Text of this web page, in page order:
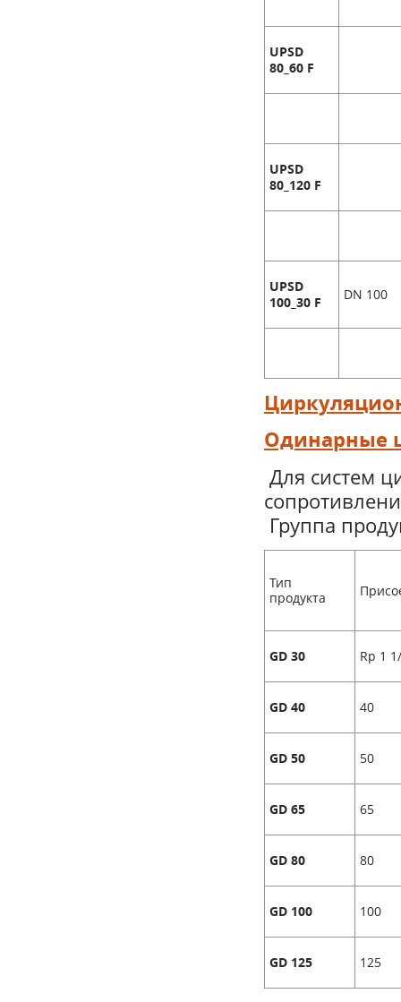
UPSD
80_60 F
UPSD
80_120 F
UPSD
100_30 F
DN 100
Одинарные
Для систем
Группа
Тип
продукта
GD 30 Rp 1
GD 40 40
GD 50 50
GD 65 65
GD 80 80
GD 100 100
GD 125 125